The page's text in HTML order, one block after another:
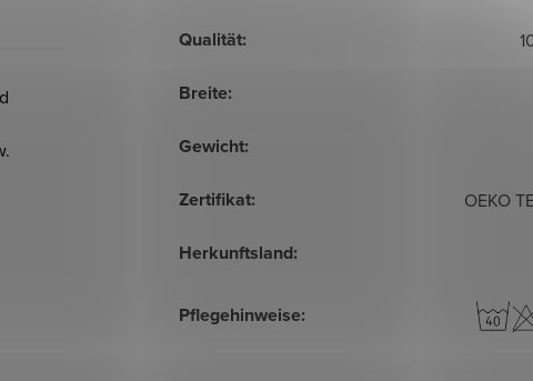
Qualität:
Breite:
Gewicht:
Zertifikat: OEKO
Herkunftsland:
Pflegehinweise: